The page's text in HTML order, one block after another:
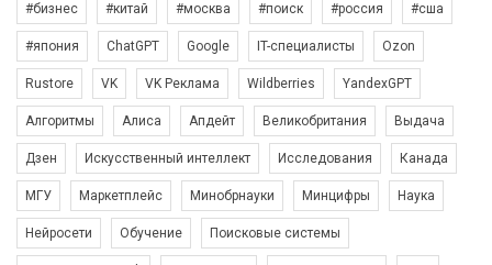
#бизнес #китай #москва #поиск #россия #сша
#япония ChatGPT Google IT-специалисты Ozon
Rustore VK VK Реклама Wildberries YandexGPT
Алгоритмы Алиса Апдейт Великобритания Выдача
Дзен Искусственный интеллект Исследования Канада
МГУ Маркетплейс Минобрнауки Минцифры Наука
Нейросети Обучение Поисковые системы